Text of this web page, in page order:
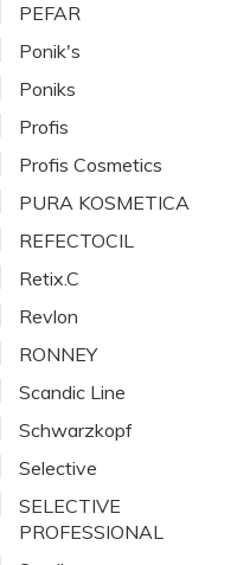
PEFAR
Ponik's
Poniks
Profis
Profis Cosmetics
PURA KOSMETICA
REFECTOCIL
Retix.C
Revlon
RONNEY
Scandic Line
Schwarzkopf
Selective
SELECTIVE
PROFESSIONAL